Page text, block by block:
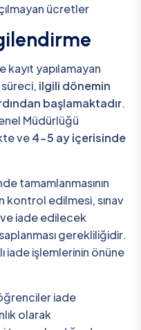
ücretler
kayıt yapılamayan
ilgili dönemin
başlamaktadır.
Müdürlüğü
ve4-5 ay içerisinde
tamamlanmasının
kontrol edilmesi, sınav
iade edilecek
gerekliliğidir.
iade işlemlerinin önüne
iade
olarak